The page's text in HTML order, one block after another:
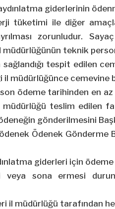
giderlerinin
tüketimi ile diğer
zorunludur.
teknik
tespit edilen
il müdürlüğünce cemevine
ödeme tarihinden en
teslim edilen
gönderilmesini
Ödenek Gönderme
giderleri için
veya sona ermesi
il müdürlüğü tarafından